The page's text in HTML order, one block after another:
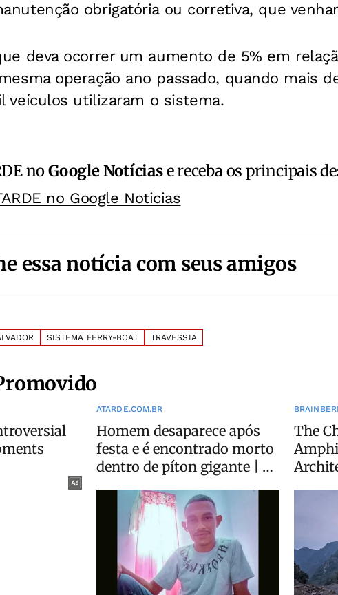
obrigatória ou corretiva, que
deva ocorrer um aumento de 5% em
operação ano passado, quando mais
veículos utilizaram o sistema.
noGoogle Notíciase receba os principais
no Google Noticias
essa notícia com seus amigos
SISTEMA FERRY-BOAT TRAVESSIA